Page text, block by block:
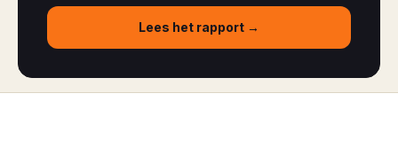
Lees het rapport →